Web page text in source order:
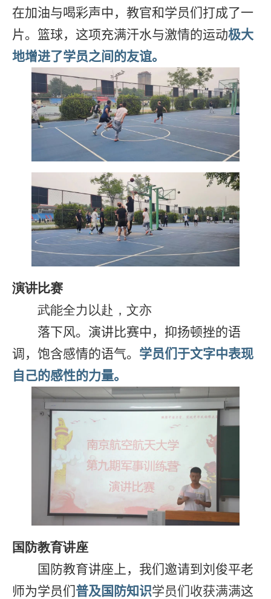
在加油与喝彩声中，教官和学员们打成了一
片。篮球，这项充满汗水与激情的运动极大
地增进了学员之间的友谊。
演讲比赛
武能全力以赴，文亦
落下风。演讲比赛中，抑扬顿挫的语
调，饱含感情的语气。 学员们于文字中表现
自己的感性的力量。
国防教育讲座
国防教育讲座上，我们邀请到刘俊平老
师为学员们普及国防知识学员们收获满满这